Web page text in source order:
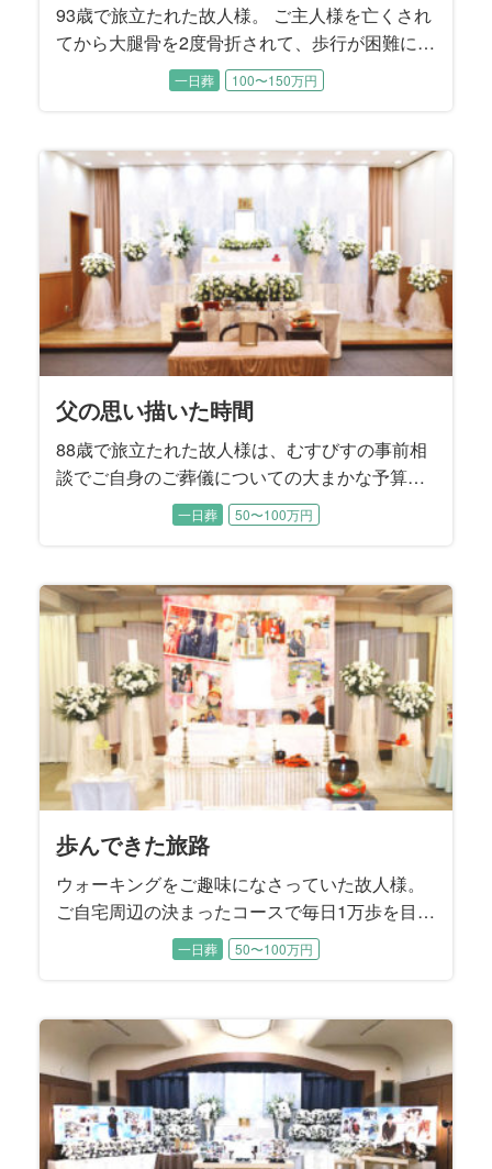
93歳で旅立たれた故人様。 ご主人様を亡くされ
てから大腿骨を2度骨折されて、歩行が困難にな
ったことから晩年は施設でお暮しでした。 施設
では癒し系の楽しい性格から、ちょっとしたア
たご家族はとても驚かれたそうです。 「コロナ
禍の面会制限でなかなか会うことは出来なかっ
たけれど、やれることは全てやり尽くしまし
た」と喪主を務めるご次女様はおっしゃいまし
た。
一日葬 100〜150万円
父の思い描いた時間
88歳で旅立たれた故人様は、むすびすの事前相
談でご自身のご葬儀についての大まかな予算や
方針についてお決めになられていました。 生前
から奥様と2人の息子様には、「葬儀社に話しは
されていたそうです。 お打ち合わせでは、故人
様が遺された『エンディングノート』の内容に
沿うかたちで、お式を進めていくことに決まり
ました。
一日葬 50〜100万円
歩んできた旅路
ウォーキングをご趣味になさっていた故人様。
ご自宅周辺の決まったコースで毎日1万歩を目標
に歩かれていたこともあり、88歳で旅立たれる
直前まで大きなご病気をすることなくお過ごし
気だった頃は、お二人で手を繋ぎながらお散歩
されていたそうです。 子供たちから見てもとて
も仲睦まじいご夫婦でした。
一日葬 50〜100万円